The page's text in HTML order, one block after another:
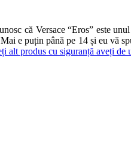
că Versace “Eros” este
e puțin până pe 14 și eu vă
alt produs cu siguranță aveți de